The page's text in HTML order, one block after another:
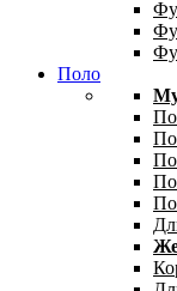
Поло